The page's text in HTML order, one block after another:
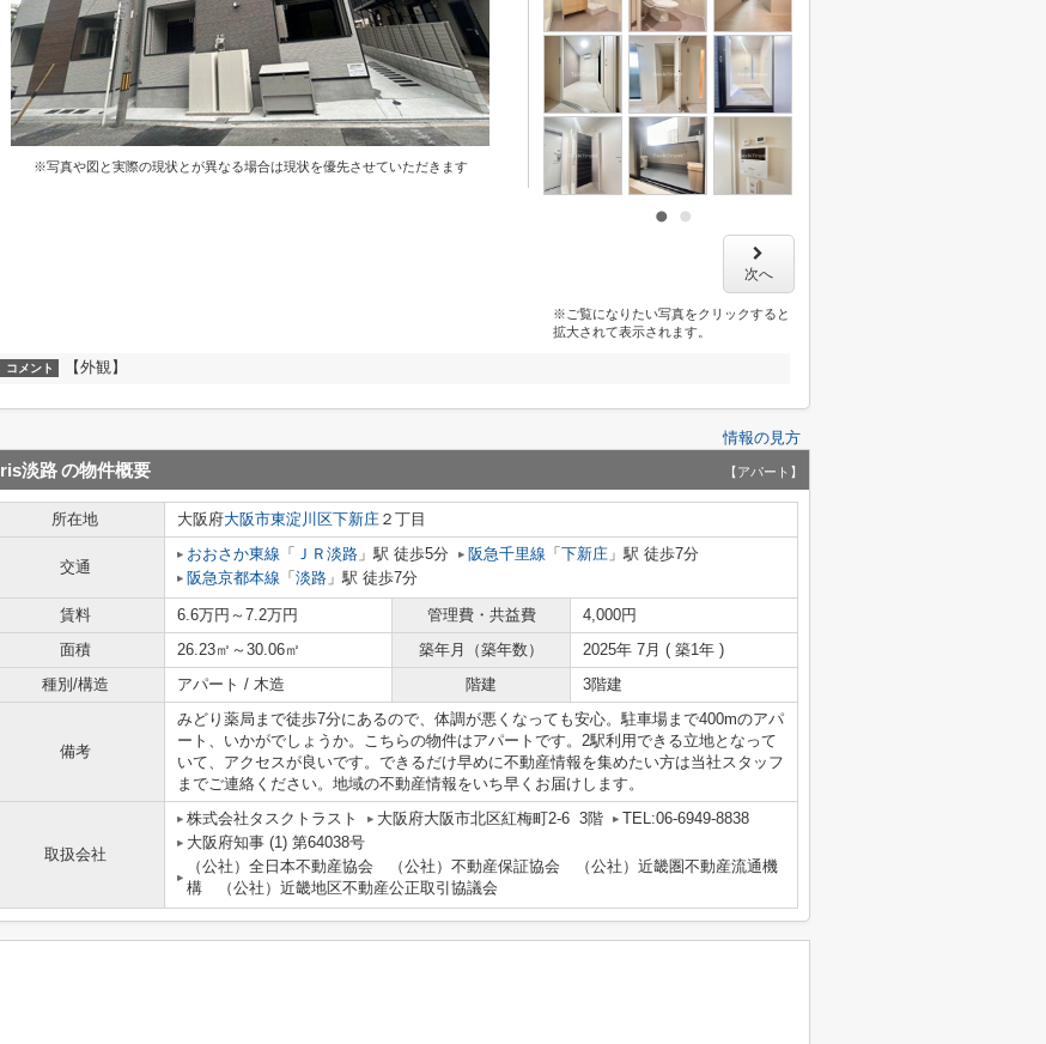
※写真や図と実際の現状とが異なる場合は現状を優先させていただきます
次へ
※ご覧になりたい写真をクリックすると
拡大されて表示されます。
コメント 【外観】
情報の見方
Iris淡路の物件概要 【アパート】
所在地 大阪府大阪市東淀川区下新庄 ２丁目
交通
おおさか東線 「 ＪＲ淡路 」駅 徒歩5分 阪急千里線 「 下新庄 」駅 徒歩7分
阪急京都本線 「 淡路 」駅 徒歩7分
賃料 6.6万円～7.2万円 管理費・共益費
4,000円
面積
26.23㎡～30.06㎡ 築年月（築年数）
2025年 7月 ( 築1年 )
種別/構造
アパート / 木造 階建 3階建
備考
みどり薬局まで徒歩7分にあるので、体調が悪くなっても安心。駐車場まで400mのアパ
ート、いかがでしょうか。こちらの物件はアパートです。2駅利用できる立地となって
いて、アクセスが良いです。できるだけ早めに不動産情報を集めたい方は当社スタッフ
までご連絡ください。地域の不動産情報をいち早くお届けします。
取扱会社
株式会社タスクトラスト 大阪府大阪市北区紅梅町2-6 3階
TEL:06-6949-8838
大阪府知事 (1) 第64038号
（公社）全日本不動産協会 （公社）不動産保証協会 （公社）近畿圏不動産流通機
構 （公社）近畿地区不動産公正取引協議会